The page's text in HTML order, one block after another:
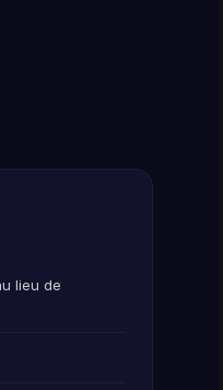
lieu de